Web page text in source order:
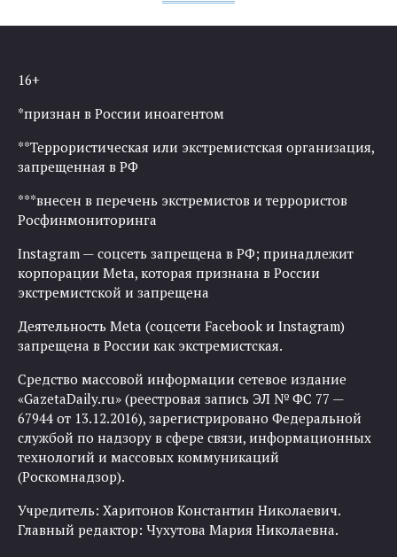
16+
*признан в России иноагентом
**Террористическая или экстремистская организация,
запрещенная в РФ
***внесен в перечень экстремистов и террористов
Росфинмониторинга
Instagram — соцсеть запрещена в РФ; принадлежит
корпорации Meta, которая признана в России
экстремистской и запрещена
Деятельность Meta (соцсети Facebook и Instagram)
запрещена в России как экстремистская.
Средство массовой информации сетевое издание
«GazetaDaily.ru» (реестровая запись ЭЛ № ФС 77 —
67944 от 13.12.2016), зарегистрировано Федеральной
службой по надзору в сфере связи, информационных
технологий и массовых коммуникаций
(Роскомнадзор).
Учредитель: Харитонов Константин Николаевич.
Главный редактор: Чухутова Мария Николаевна.